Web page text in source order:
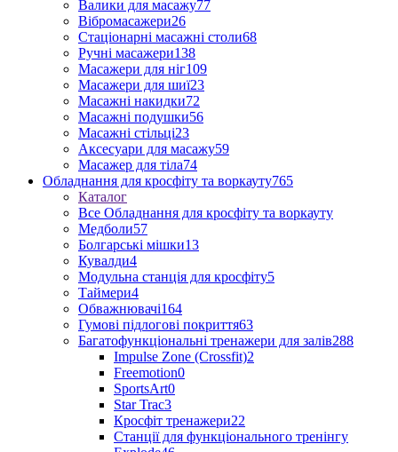
Валики для масажу77
Вібромасажери26
Стаціонарні масажні столи68
Ручні масажери138
Масажери для ніг109
Масажери для шиї23
Масажні накидки72
Масажні подушки56
Масажні стільці23
Аксесуари для масажу59
Масажер для тіла74
Обладнання для кросфіту та воркауту765
Каталог
Все Обладнання для кросфіту та воркауту
Медболи57
Болгарські мішки13
Кувалди4
Модульна станція для кросфіту5
Таймери4
Обважнювачі164
Гумові підлогові покриття63
Багатофункціональні тренажери для залів288
Impulse Zone (Crossfit)2
Freemotion0
SportsArt0
Star Trac3
Кросфіт тренажери22
Станції для функціонального тренінгу